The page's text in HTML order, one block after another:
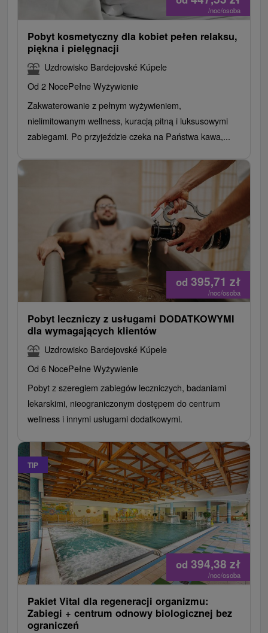
/noc/osoba
Pobyt kosmetyczny dla kobiet pełen relaksu,
piękna i pielęgnacji
Uzdrowisko Bardejovské Kúpele
Od 2 NocePełne Wyżywienie
Zakwaterowanie z pełnym wyżywieniem,
nielimitowanym wellness, kuracją pitną i luksusowymi
zabiegami. Po przyjeździe czeka na Państwa kawa,...
od 395,71 zł
/noc/osoba
Pobyt leczniczy z usługami DODATKOWYMI
dla wymagających klientów
Uzdrowisko Bardejovské Kúpele
Od 6 NocePełne Wyżywienie
Pobyt z szeregiem zabiegów leczniczych, badaniami
lekarskimi, nieograniczonym dostępem do centrum
wellness i innymi usługami dodatkowymi.
TIP
od 394,38 zł
/noc/osoba
Pakiet Vital dla regeneracji organizmu:
Zabiegi + centrum odnowy biologicznej bez
ograniczeń